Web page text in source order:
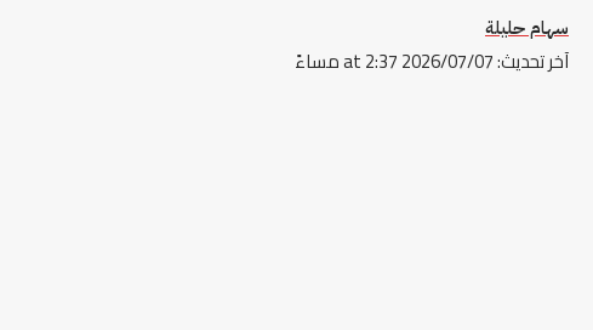
آخر تحديث: 2026/07/07 at 2:37 مساءً
سهام حليلة